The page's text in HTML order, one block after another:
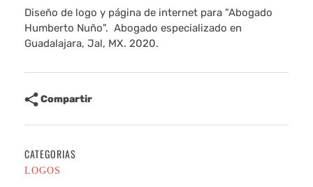
Diseño de logo y página de internet para "Abogado
Humberto Nuño". Abogado especializado en
Guadalajara, Jal, MX. 2020.
Compartir
CATEGORIAS
LOGOS